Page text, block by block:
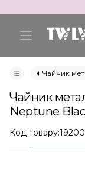
Чайник
Чайник
Neptune
Код товару: